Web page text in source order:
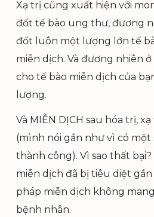
Xạ trị cũng xuất hiện với
đốt tế bào ung thư, đương
đốt luôn một lượng lớn tế
miễn dịch. Và đương nhiên
cho tế bào miễn dịch của
lượng.
Và MIỄN DỊCH sau hóa trị,
(mình nói gần như vì có
thành công). Vì sao thất
miễn dịch đã bị tiêu diệt
pháp miễn dịch không
bệnh nhân.